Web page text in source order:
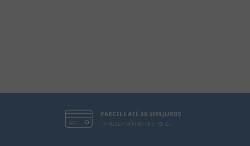
PARCELE ATÉ 3X SEM JUROS
PARCELA MÍNIMA DE R$ 20